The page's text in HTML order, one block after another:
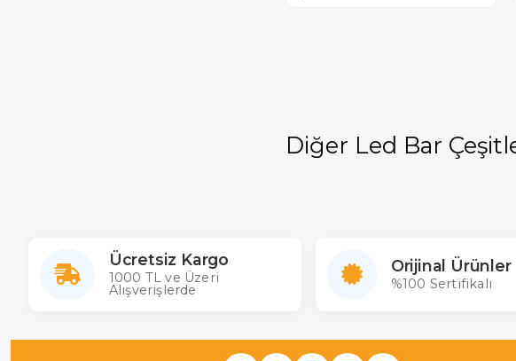
Led Display Led Bar
Thompson Led Bar
Diğer Led Bar
Ücretsiz Kargo
1000 TL ve Üzeri
Alışverişlerde
Orijinal Ürünler
%100 Sertifikalı